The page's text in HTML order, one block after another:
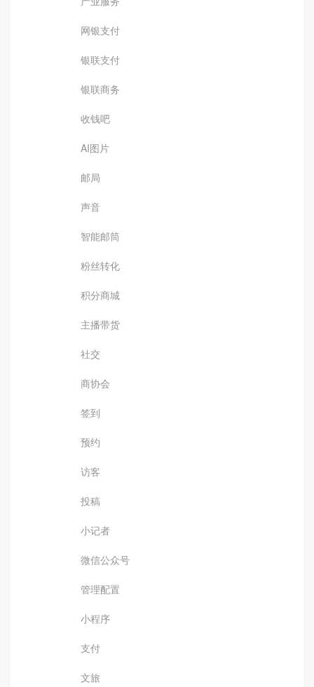
网银支付
银联支付
银联商务
收钱吧
AI图片
邮局
声音
智能邮筒
粉丝转化
积分商城
主播带货
社交
商协会
签到
预约
访客
投稿
小记者
微信公众号
管理配置
小程序
支付
文旅